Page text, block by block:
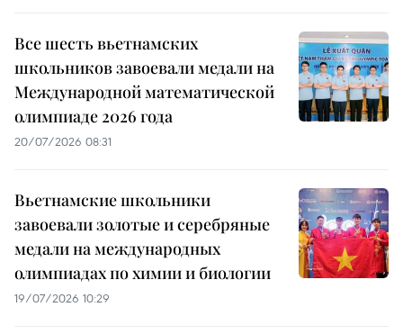
Все шесть вьетнамских
школьников завоевали медали на
Международной математической
олимпиаде 2026 года
20/07/2026 08:31
Вьетнамские школьники
завоевали золотые и серебряные
медали на международных
олимпиадах по химии и биологии
19/07/2026 10:29